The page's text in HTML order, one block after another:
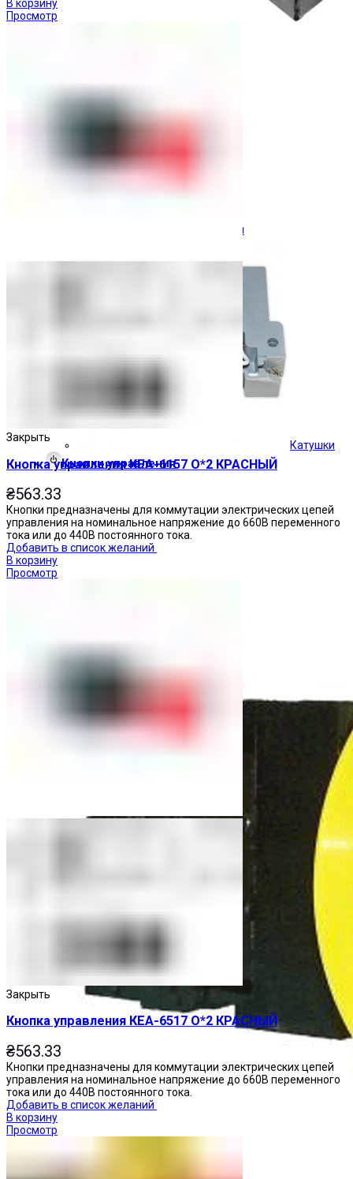
Ограничители перенапряжения
Катушки
Кнопки управления
В корзину
Просмотр
Закрыть
Кнопка управления КЕА-6157 О*2 КРАСНЫЙ
₴563.33
Кнопки предназначены для коммутации электрических цепей
управления на номинальное напряжение до 660В переменного
тока или до 440В постоянного тока.
Добавить в список желаний
В корзину
Просмотр
Закрыть
Кнопка управления КЕА-6517 О*2 КРАСНЫЙ
₴563.33
Кнопки предназначены для коммутации электрических цепей
управления на номинальное напряжение до 660В переменного
тока или до 440В постоянного тока.
Добавить в список желаний
В корзину
Просмотр